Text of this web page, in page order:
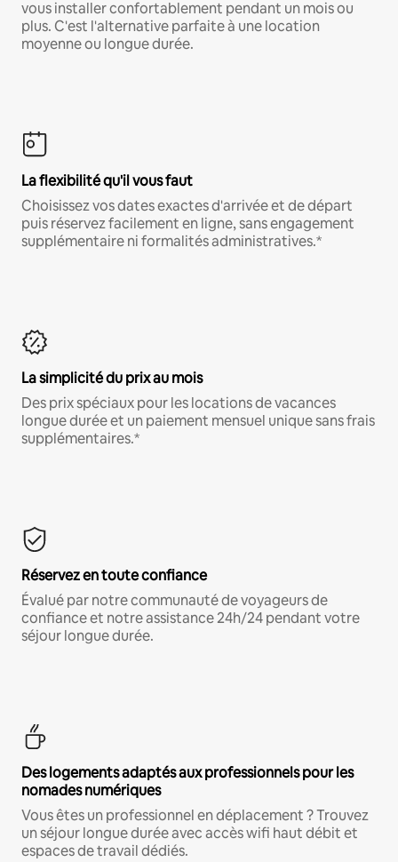
vous installer confortablement pendant un mois ou
plus. C'est l'alternative parfaite à une location
moyenne ou longue durée.
La flexibilité qu'il vous faut
Choisissez vos dates exactes d'arrivée et de départ
puis réservez facilement en ligne, sans engagement
supplémentaire ni formalités administratives.*
La simplicité du prix au mois
Des prix spéciaux pour les locations de vacances
longue durée et un paiement mensuel unique sans frais
supplémentaires.*
Réservez en toute confiance
Évalué par notre communauté de voyageurs de
confiance et notre assistance 24h/24 pendant votre
séjour longue durée.
Des logements adaptés aux professionnels pour les
nomades numériques
Vous êtes un professionnel en déplacement ? Trouvez
un séjour longue durée avec accès wifi haut débit et
espaces de travail dédiés.